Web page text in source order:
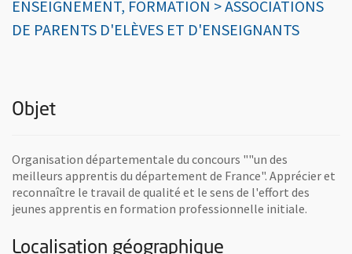
ENSEIGNEMENT, FORMATION > ASSOCIATIONS
DE PARENTS D'ELÈVES ET D'ENSEIGNANTS
Objet
Organisation départementale du concours ""un des
meilleurs apprentis du département de France". Apprécier et
reconnaître le travail de qualité et le sens de l'effort des
jeunes apprentis en formation professionnelle initiale.
Localisation géographique